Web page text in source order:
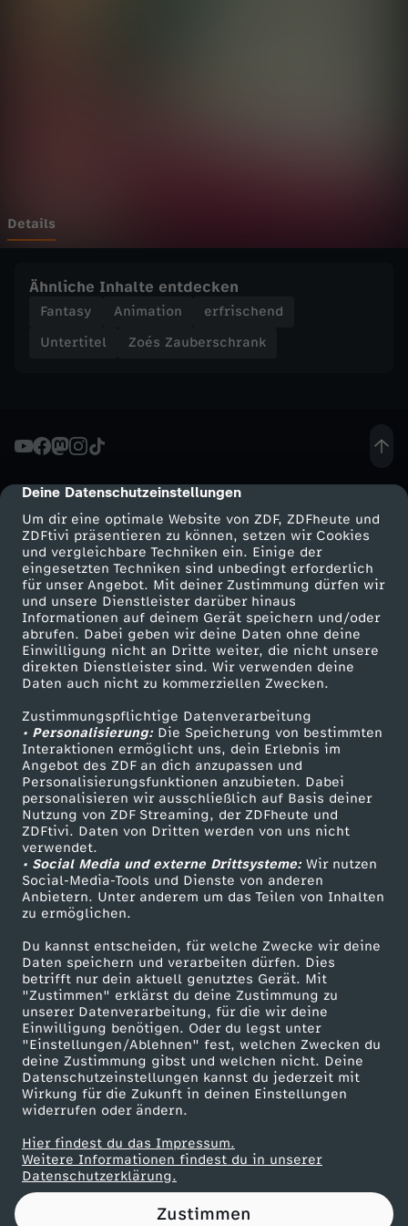
cmp-dialog-description
Deine Datenschutzeinstellungen
Um dir eine optimale Website von ZDF, ZDFheute und
ZDFtivi präsentieren zu können, setzen wir Cookies
und vergleichbare Techniken ein. Einige der
eingesetzten Techniken sind unbedingt erforderlich
für unser Angebot. Mit deiner Zustimmung dürfen wir
und unsere Dienstleister darüber hinaus
Informationen auf deinem Gerät speichern und/oder
abrufen. Dabei geben wir deine Daten ohne deine
Einwilligung nicht an Dritte weiter, die nicht unsere
direkten Dienstleister sind. Wir verwenden deine
Daten auch nicht zu kommerziellen Zwecken.
Zustimmungspflichtige Datenverarbeitung
• Personalisierung:Die Speicherung von bestimmten
Interaktionen ermöglicht uns, dein Erlebnis im
Angebot des ZDF an dich anzupassen und
Personalisierungsfunktionen anzubieten. Dabei
personalisieren wir ausschließlich auf Basis deiner
Nutzung von ZDF Streaming, der ZDFheute und
ZDFtivi. Daten von Dritten werden von uns nicht
verwendet.
• Social Media und externe Drittsysteme:Wir nutzen
Social-Media-Tools und Dienste von anderen
Anbietern. Unter anderem um das Teilen von Inhalten
zu ermöglichen.
Du kannst entscheiden, für welche Zwecke wir deine
Daten speichern und verarbeiten dürfen. Dies
betrifft nur dein aktuell genutztes Gerät. Mit
"Zustimmen" erklärst du deine Zustimmung zu
unserer Datenverarbeitung, für die wir deine
Einwilligung benötigen. Oder du legst unter
"Einstellungen/Ablehnen" fest, welchen Zwecken du
deine Zustimmung gibst und welchen nicht. Deine
Datenschutzeinstellungen kannst du jederzeit mit
Wirkung für die Zukunft in deinen Einstellungen
widerrufen oder ändern.
Hier findest du das Impressum.
Weitere Informationen findest du in unserer
Datenschutzerklärung.
Zustimmen
h
a
-
I
m
K
r
i
k
e
l
k
r
a
k
e
l
l
a
n
Details
Ähnliche Inhalte entdecken
Fantasy Animation
erfrischend
Untertitel
Zoés Zauberschrank
Mehr ZDF
ZDF-Apps
Smart TV
ZDFtext
Livestreams
Sendungen A-Z
TV-Programm
Service
ZDFmitreden
Kontakt zum ZDF
Tickets
Zuschauerservice
Hilfe
ZDF Unternehmen
Karriere
ZDF goes Schule
Werbefernsehen
Mainzelmännchen
Partner